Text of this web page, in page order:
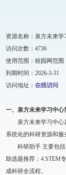
资源名称：泉方未来学
访问次数：4736
使用范围：校园网范围
到期时间：2026-3-31
访问地址： 在线访问
一、泉方未来学习中心
泉方未来学习中心是
系统化的科研资源和服
科研助手 主要包括：
助选题推荐；4.STEM
成科研全流程。